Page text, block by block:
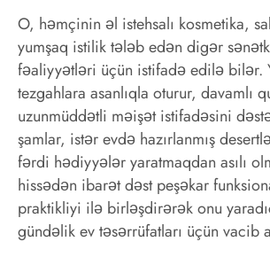
O, həmçinin əl istehsalı kosmetika,
yumşaq istilik tələb edən digər
fəaliyyətləri üçün istifadə edilə bilər.
tezgahlara asanlıqla oturur, davamlı
uzunmüddətli məişət istifadəsini
şamlar, istər evdə hazırlanmış
fərdi hədiyyələr yaratmaqdan asılı
hissədən ibarət dəst peşəkar
praktikliyi ilə birləşdirərək onu
gündəlik ev təsərrüfatları üçün vacib